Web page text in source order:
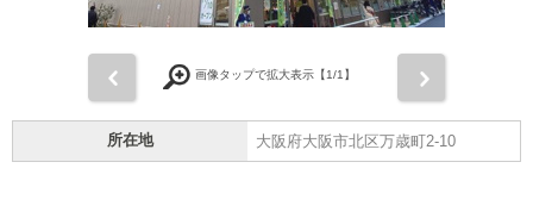
画像タップで拡大表示【1/1】
所在地 大阪府大阪市北区万歳町2-10